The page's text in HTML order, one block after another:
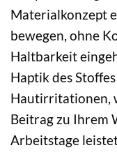
Materialkonzept
bewegen, ohne
Haltbarkeit
Haptik des
Hautirritationen,
Beitrag zu Ihrem
Arbeitstage